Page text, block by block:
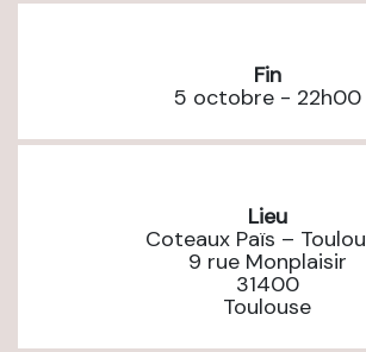
Fin
5 octobre - 22h00
Lieu
Coteaux Païs –
9 rue Monplaisir
31400
Toulouse